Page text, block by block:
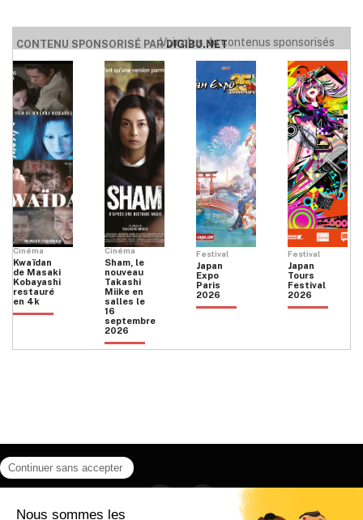
CONTENU SPONSORISÉ PARDIGIBU.NET
Voir plus de contenus sponsorisés
Cinéma
Kwaïdan
de Masaki
Kobayashi
restauré
en 4k
Cinéma
Sham, le
nouveau
Takashi
Miike en
salles le
16
septembre
2026
Festival
Japan
Expo
Paris
2026
Festival
Japan
Tours
Festival
2026
Instagram